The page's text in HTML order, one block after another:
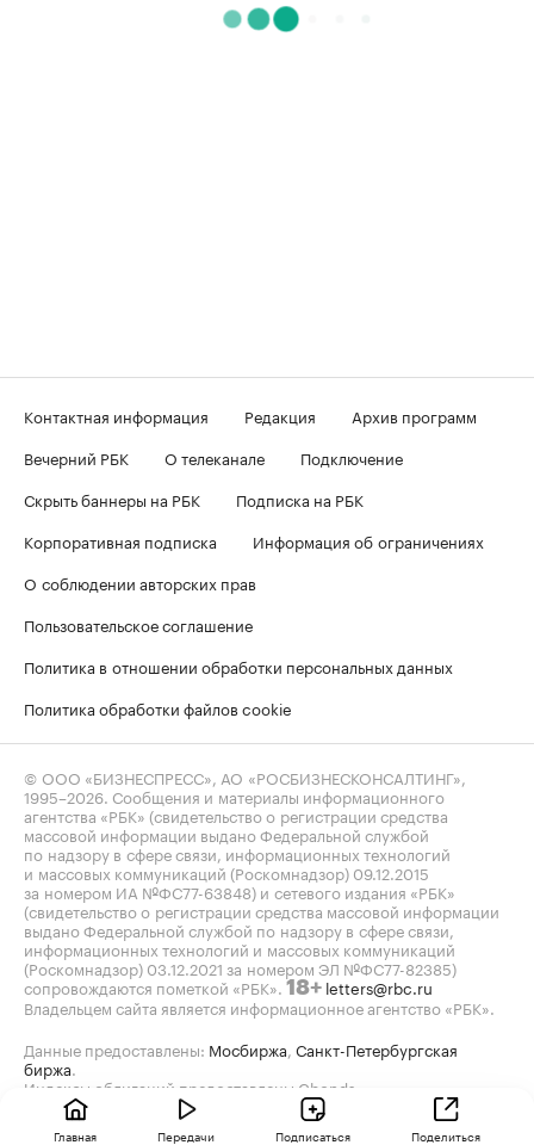
Контактная информация Редакция
Архив программ
Вечерний РБК
О телеканале
Подключение
Скрыть баннеры на РБК
Подписка на РБК
Корпоративная подписка
Информация об ограничениях
О соблюдении авторских прав
Пользовательское соглашение
Политика в отношении обработки персональных данных
Политика обработки файлов cookie
© ООО «БИЗНЕСПРЕСС», АО «РОСБИЗНЕСКОНСАЛТИНГ»,
1995–2026 . Сообщения и материалы информационного
агентства «РБК» (свидетельство о регистрации средства
массовой информации выдано Федеральной службой
по надзору в сфере связи, информационных технологий
и массовых коммуникаций (Роскомнадзор) 09.12.2015
за номером ИА №ФС77-63848) и сетевого издания «РБК»
(свидетельство о регистрации средства массовой информации
выдано Федеральной службой по надзору в сфере связи,
информационных технологий и массовых коммуникаций
(Роскомнадзор) 03.12.2021 за номером ЭЛ №ФС77-82385)
сопровождаются пометкой «РБК». 18+ letters@rbc.ru
Владельцем сайта является информационное агентство «РБК».
Данные предоставлены: Мосбиржа Санкт-Петербургская
биржа
Индексы облигаций предоставлены Cbonds.
Главная Передачи Подписаться Поделиться